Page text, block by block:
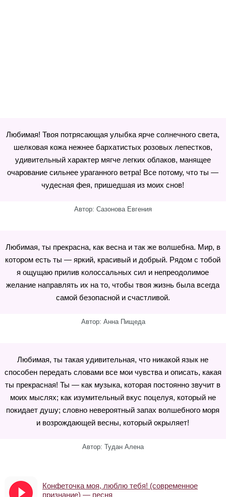
Любимая! Твоя потрясающая улыбка ярче солнечного света,
шелковая кожа нежнее бархатистых розовых лепестков,
удивительный характер мягче легких облаков, манящее
очарование сильнее ураганного ветра! Все потому, что ты —
чудесная фея, пришедшая из моих снов!
Автор: Сазонова Евгения
Любимая, ты прекрасна, как весна и так же волшебна. Мир, в
котором есть ты — яркий, красивый и добрый. Рядом с тобой
я ощущаю прилив колоссальных сил и непреодолимое
желание направлять их на то, чтобы твоя жизнь была всегда
самой безопасной и счастливой.
Автор: Анна Пищеда
Любимая, ты такая удивительная, что никакой язык не
способен передать словами все мои чувства и описать, какая
ты прекрасная! Ты — как музыка, которая постоянно звучит в
моих мыслях; как изумительный вкус поцелуя, который не
покидает душу; словно невероятный запах волшебного моря
и возрождающей весны, который окрыляет!
Автор: Тудан Алена
Конфеточка моя, люблю тебя! (современное
признание) — песня